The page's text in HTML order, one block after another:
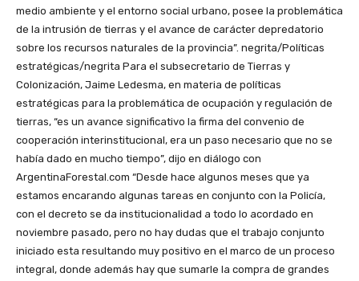
medio ambiente y el entorno social urbano, posee la problemática
de la intrusión de tierras y el avance de carácter depredatorio
sobre los recursos naturales de la provincia”. negrita/Políticas
estratégicas/negrita Para el subsecretario de Tierras y
Colonización, Jaime Ledesma, en materia de políticas
estratégicas para la problemática de ocupación y regulación de
tierras, “es un avance significativo la firma del convenio de
cooperación interinstitucional, era un paso necesario que no se
había dado en mucho tiempo”, dijo en diálogo con
ArgentinaForestal.com “Desde hace algunos meses que ya
estamos encarando algunas tareas en conjunto con la Policía,
con el decreto se da institucionalidad a todo lo acordado en
noviembre pasado, pero no hay dudas que el trabajo conjunto
iniciado esta resultando muy positivo en el marco de un proceso
integral, donde además hay que sumarle la compra de grandes